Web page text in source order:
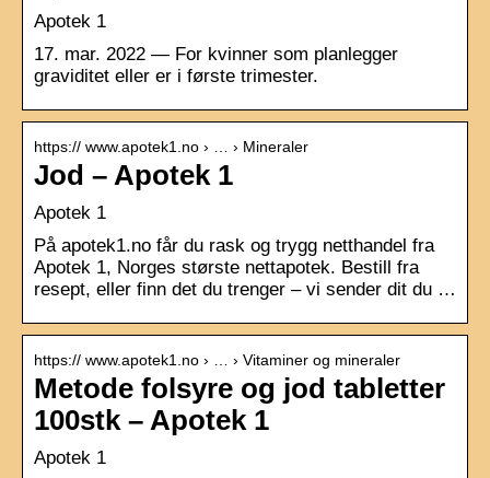
Apotek 1
17. mar. 2022 — For kvinner som planlegger
graviditet eller er i første trimester.
https:// www.apotek1.no › … › Mineraler
Jod – Apotek 1
Apotek 1
På apotek1.no får du rask og trygg netthandel fra
Apotek 1, Norges største nettapotek. Bestill fra
resept, eller finn det du trenger – vi sender dit du …
https:// www.apotek1.no › … › Vitaminer og mineraler
Metode folsyre og jod tabletter
100stk – Apotek 1
Apotek 1